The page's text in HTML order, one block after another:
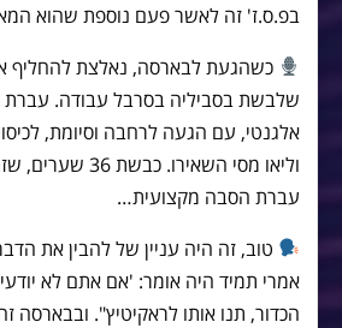
בפ.ס.ז' זה לאשר פעם נוספת שהוא
כשהגעת לבארסה, נאלצת להחליף
שלבשת בסביליה בסרבל עבודה. עברת
אלגנטי, עם הגעה לרחבה וסיומת,
וליאו מסי השאירו.
עברת הסבה מקצועית…
טוב, זה היה עניין של להבין את
אמרי תמיד היה אומר: 'אם אתם לא
הכדור, תנו אותו לראקיטיץ". ובבארסה